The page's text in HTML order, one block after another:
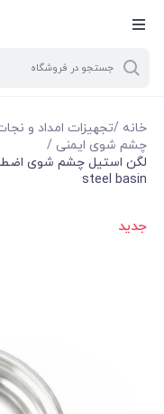
خانه /تجهیزات امداد و
چشم شوی ایمنی /
steel basin
جدید